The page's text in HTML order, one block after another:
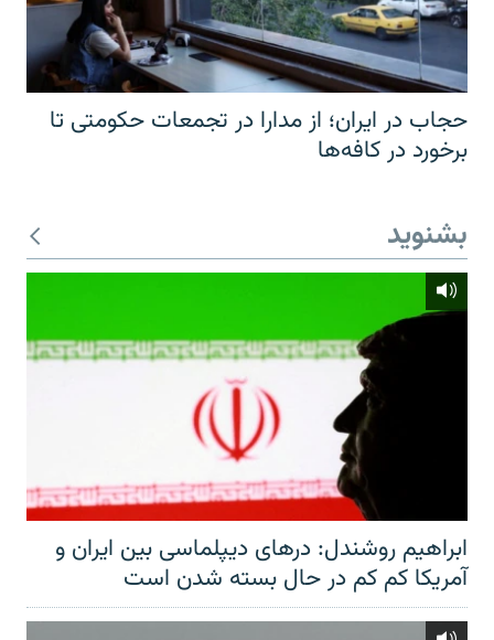
حجاب در ایران؛ از مدارا در تجمعات حکومتی تا
برخورد در کافه‌ها
بشنوید
ابراهیم روشندل: درهای دیپلماسی بین ایران و
آمریکا کم کم در حال بسته شدن است